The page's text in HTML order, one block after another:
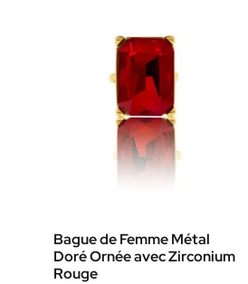
Bague de Femme Métal
Doré Ornée avec Zirconium
Rouge